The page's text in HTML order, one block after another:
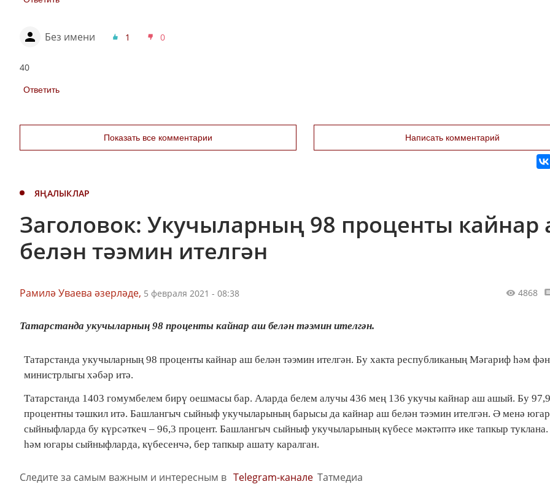
Без имени 1 0
40
Ответить
Показать все комментарии Написать комментарий
ЯҢАЛЫКЛАР
Заголовок: Укучыларның 98 проценты кайнар
белән тәэмин ителгән
Рамилә Уваева әзерләде, 5 февраля 2021 - 08:38 4868
Татарстанда укучыларның 98 проценты кайнар аш белән тәэмин ителгән.
Татарстанда укучыларның 98 проценты кайнар аш белән тәэмин ителгән. Бу хакта республиканың Мәгариф һәм фән
министрлыгы хәбәр итә.
Татарстанда 1403 гомумбелем бирү оешмасы бар. Аларда белем алучы 436 мең 136 укучы кайнар аш ашый. Бу 97,9
процентны тәшкил итә. Башлангыч сыйныф укучыларының барысы да кайнар аш белән тәэмин ителгән. Ә менә
сыйныфларда бу күрсәткеч – 96,3 процент. Башлангыч сыйныф укучыларының күбесе мәктәптә ике тапкыр
һәм югары сыйныфларда, күбесенчә, бер тапкыр ашату каралган.
Следите за самым важным и интересным в Telegram-канале Татмедиа